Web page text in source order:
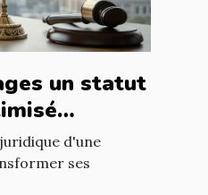
un statut
votred'une
ses